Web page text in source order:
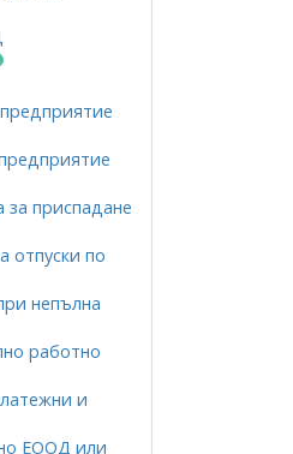
приспадане
отпуски по
непълна
работно
и
ЕООД или